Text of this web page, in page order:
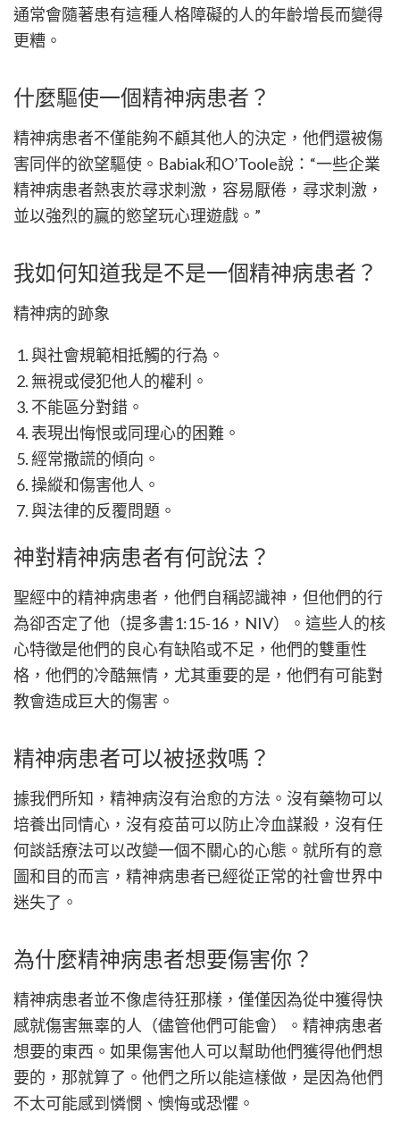
通常會隨著患有這種人格障礙的人的年齡增長而變得
更糟。
什麼驅使一個精神病患者？
精神病患者不僅能夠不顧其他人的決定，他們還被傷
害同伴的欲望驅使。Babiak和O’Toole說：“一些企業
精神病患者熱衷於尋求刺激，容易厭倦，尋求刺激，
並以強烈的贏的慾望玩心理遊戲。”
我如何知道我是不是一個精神病患者？
精神病的跡象
與社會規範相抵觸的行為。
無視或侵犯他人的權利。
不能區分對錯。
表現出悔恨或同理心的困難。
經常撒謊的傾向。
操縱和傷害他人。
與法律的反覆問題。
神對精神病患者有何說法？
聖經中的精神病患者，他們自稱認識神，但他們的行
為卻否定了他（提多書1:15-16，NIV）。這些人的核
心特徵是他們的良心有缺陷或不足，他們的雙重性
格，他們的冷酷無情，尤其重要的是，他們有可能對
教會造成巨大的傷害。
精神病患者可以被拯救嗎？
據我們所知，精神病沒有治愈的方法。沒有藥物可以
培養出同情心，沒有疫苗可以防止冷血謀殺，沒有任
何談話療法可以改變一個不關心的心態。就所有的意
圖和目的而言，精神病患者已經從正常的社會世界中
迷失了。
為什麼精神病患者想要傷害你？
精神病患者並不像虐待狂那樣，僅僅因為從中獲得快
感就傷害無辜的人（儘管他們可能會）。精神病患者
想要的東西。如果傷害他人可以幫助他們獲得他們想
要的，那就算了。他們之所以能這樣做，是因為他們
不太可能感到憐憫、懊悔或恐懼。